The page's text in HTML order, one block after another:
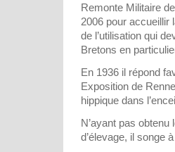
Remonte Militaire
2006 pour accueillir
de l’utilisation qui
Bretons en
En 1936 il répond
Exposition de
hippique dans
N’ayant pas
d’élevage, il songe